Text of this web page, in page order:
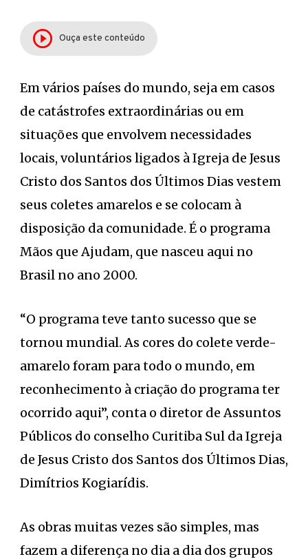
Ouça este conteúdo
Em vários países do mundo, seja em casos
de catástrofes extraordinárias ou em
situações que envolvem necessidades
locais, voluntários ligados à Igreja de Jesus
Cristo dos Santos dos Últimos Dias vestem
seus coletes amarelos e se colocam à
disposição da comunidade. É o programa
Mãos que Ajudam, que nasceu aqui no
Brasil no ano 2000.
“O programa teve tanto sucesso que se
tornou mundial. As cores do colete verde-
amarelo foram para todo o mundo, em
reconhecimento à criação do programa ter
ocorrido aqui”, conta o diretor de Assuntos
Públicos do conselho Curitiba Sul da Igreja
de Jesus Cristo dos Santos dos Últimos Dias,
Dimítrios Kogiarídis.
As obras muitas vezes são simples, mas
fazem a diferença no dia a dia dos grupos